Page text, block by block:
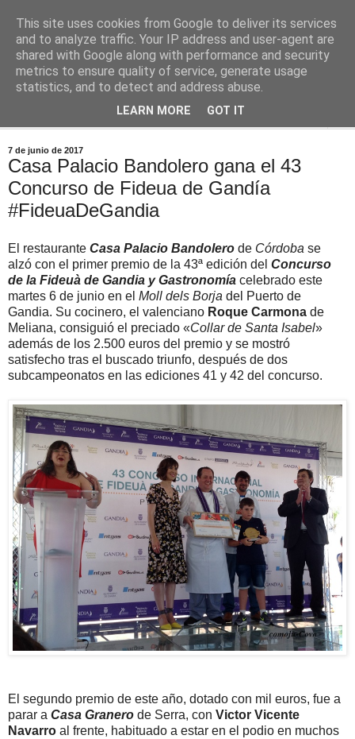
Comoju
La Cocina del Día a Día y el día a día de la Gastronomía
7 de junio de 2017
Casa Palacio Bandolero gana el 43
Concurso de Fideua de Gandía
#FideuaDeGandia
El restaurante Casa Palacio Bandolero de Córdoba se
alzó con el primer premio de la 43ª edición del Concurso
de la Fideuà de Gandia y Gastronomía celebrado este
martes 6 de junio en el Moll dels Borja del Puerto de
Gandia. Su cocinero, el valenciano Roque Carmona de
Meliana, consiguió el preciado «Collar de Santa Isabel»
además de los 2.500 euros del premio y se mostró
satisfecho tras el buscado triunfo, después de dos
subcampeonatos en las ediciones 41 y 42 del concurso.
El segundo premio de este año, dotado con mil euros, fue a
parar a Casa Granero de Serra, con Victor Vicente
Navarro al frente, habituado a estar en el podio en muchos
This site uses cookies from Google to deliver its services
and to analyze traffic. Your IP address and user-agent are
shared with Google along with performance and security
metrics to ensure quality of service, generate usage
statistics, and to detect and address abuse.
LEARN MORE GOT IT